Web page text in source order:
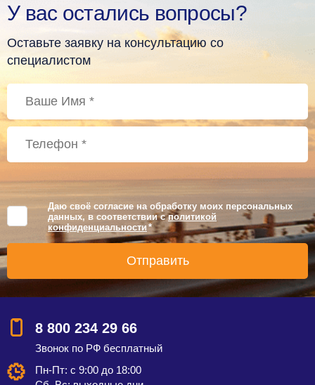
У вас остались вопросы?
Оставьте заявку на консультацию со
специалистом
Даю своё согласие на обработку моих персональных
данных, в соответствии сполитикой
конфиденциальности *
8 800 234 29 66
Звонок по РФ бесплатный
Пн-Пт: с 9:00 до 18:00